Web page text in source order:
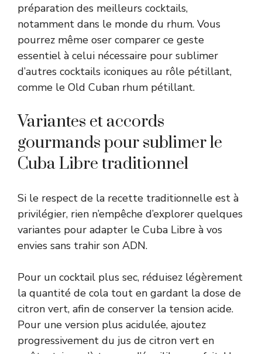
préparation des meilleurs cocktails,
notamment dans le monde du rhum. Vous
pourrez même oser comparer ce geste
essentiel à celui nécessaire pour sublimer
d’autres cocktails iconiques au rôle pétillant,
comme le Old Cuban rhum pétillant.
Variantes et accords
gourmands pour sublimer le
Cuba Libre traditionnel
Si le respect de la recette traditionnelle est à
privilégier, rien n’empêche d’explorer quelques
variantes pour adapter le Cuba Libre à vos
envies sans trahir son ADN.
Pour un cocktail plus sec, réduisez légèrement
la quantité de cola tout en gardant la dose de
citron vert, afin de conserver la tension acide.
Pour une version plus acidulée, ajoutez
progressivement du jus de citron vert en